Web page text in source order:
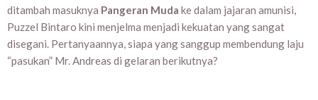
ditambah masuknya Pangeran Muda ke dalam jajaran amunisi,
Puzzel Bintaro kini menjelma menjadi kekuatan yang sangat
disegani. Pertanyaannya, siapa yang sanggup membendung laju
“pasukan” Mr. Andreas di gelaran berikutnya?